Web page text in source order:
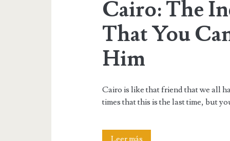
Cairo: The
That You
Him
Cairo is like that friend that we all
times that this is the last time, but
Cairo: